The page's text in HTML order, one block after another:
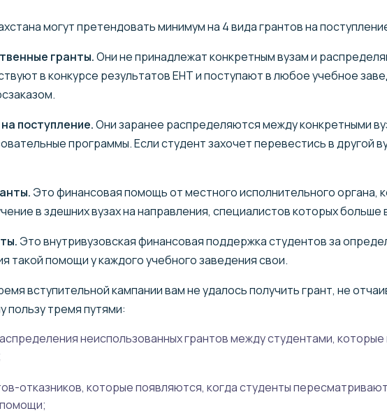
могут претендовать минимум на 4 вида грантов на
гранты.Они не принадлежат конкретным вузам и
в конкурсе результатов ЕНТ и поступают в любое учебное
поступление.Они заранее распределяются между конкретными
программы. Если студент захочет перевестись в другой
Это финансовая помощь от местного исполнительного органа,
в здешних вузах на направления, специалистов которых больше
Это внутривузовская финансовая поддержка студентов за
такой помощи у каждого учебного заведения свои.
вступительной кампании вам не удалось получить грант, не
пользу тремя путями:
неиспользованных грантов между студентами,
отказников, которые появляются, когда студенты